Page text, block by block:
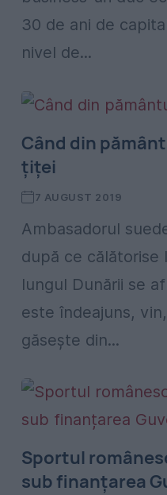
30 de ani de
nivel de...
Când din
țiței
7 AUGUST 2019
Ambasadorul
după ce călătorise
lungul Dunării se
este îndeajuns,
găsește din...
Sportul
sub finanțarea